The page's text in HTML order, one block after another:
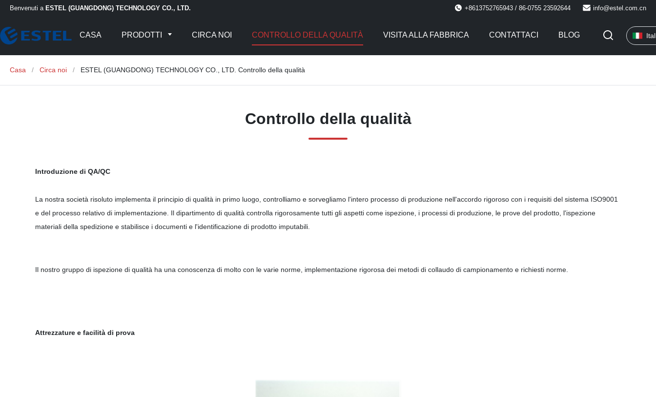
Benvenuti a ESTEL (GUANGDONG) TECHNOLOGY CO., LTD. +8613752765943 / 86-0755 23592644 info@estel.com.cn
CASA PRODOTTI CIRCA NOI CONTROLLO DELLA QUALITÀ VISITA ALLA FABBRICA CONTATTACI BLOG
Casa / Circa noi / ESTEL (GUANGDONG) TECHNOLOGY CO., LTD. Controllo della qualità
Controllo della qualità
Introduzione di QA/QC
La nostra società risoluto implementa il principio di qualità in primo luogo, controlliamo e sorvegliamo l'intero processo di produzione nell'accordo rigoroso con i requisiti del sistema ISO9001
e del processo relativo di implementazione. Il dipartimento di qualità controlla rigorosamente tutti gli aspetti come ispezione, i processi di produzione, le prove del prodotto, l'ispezione
materiali della spedizione e stabilisce i documenti e l'identificazione di prodotto imputabili.
Il nostro gruppo di ispezione di qualità ha una conoscenza di molto con le varie norme, implementazione rigorosa dei metodi di collaudo di campionamento e richiesti norme.
Attrezzature e facilità di prova